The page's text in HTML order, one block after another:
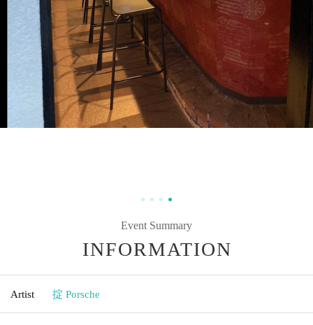
Event Summary
INFORMATION
Artist 掟 Porsche